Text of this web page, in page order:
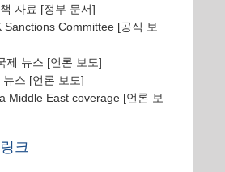
자료 [정부 문서]
Sanctions Committee [공식 보
제 뉴스 [언론 보도]
뉴스 [언론 보도]
Middle East coverage [언론 보
크